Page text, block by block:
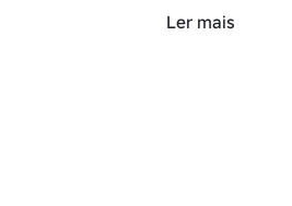
Siga-me!
Ler mais